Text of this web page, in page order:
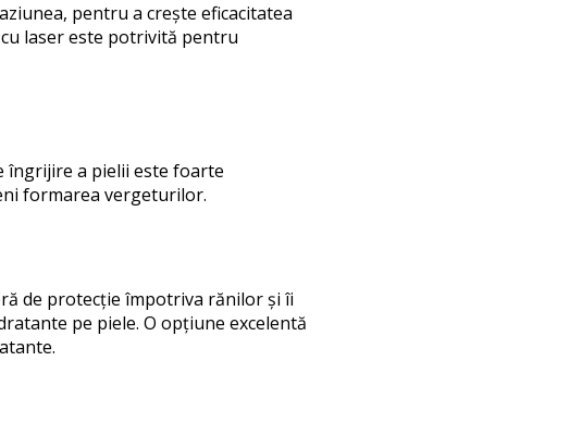
pentru a crește eficacitatea
laser este potrivită pentru
îngrijire a pielii este foarte
formarea vergeturilor.
de protecție împotriva rănilor și îi
pe piele. O opțiune excelentă